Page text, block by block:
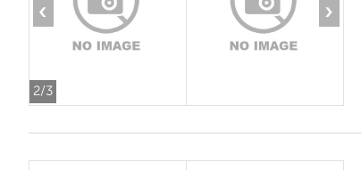
2/3
‹ ›